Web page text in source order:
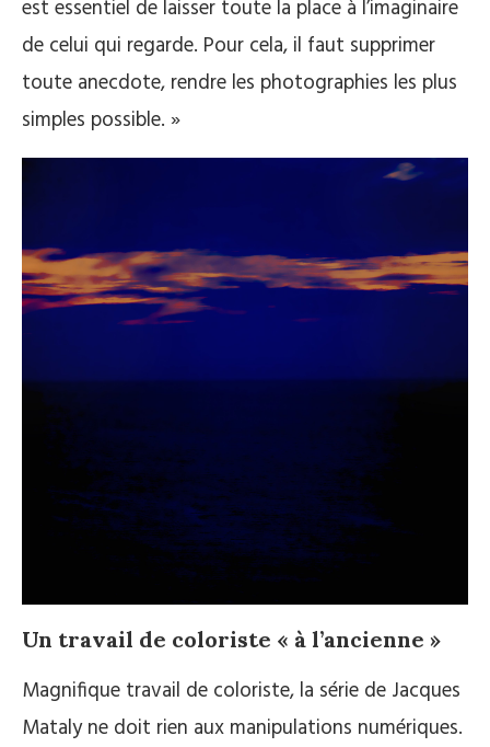
est essentiel de laisser toute la place à l’imaginaire
de celui qui regarde. Pour cela, il faut supprimer
toute anecdote, rendre les photographies les plus
simples possible. »
Un travail de coloriste « à l’ancienne »
Magnifique travail de coloriste, la série de Jacques
Mataly ne doit rien aux manipulations numériques.